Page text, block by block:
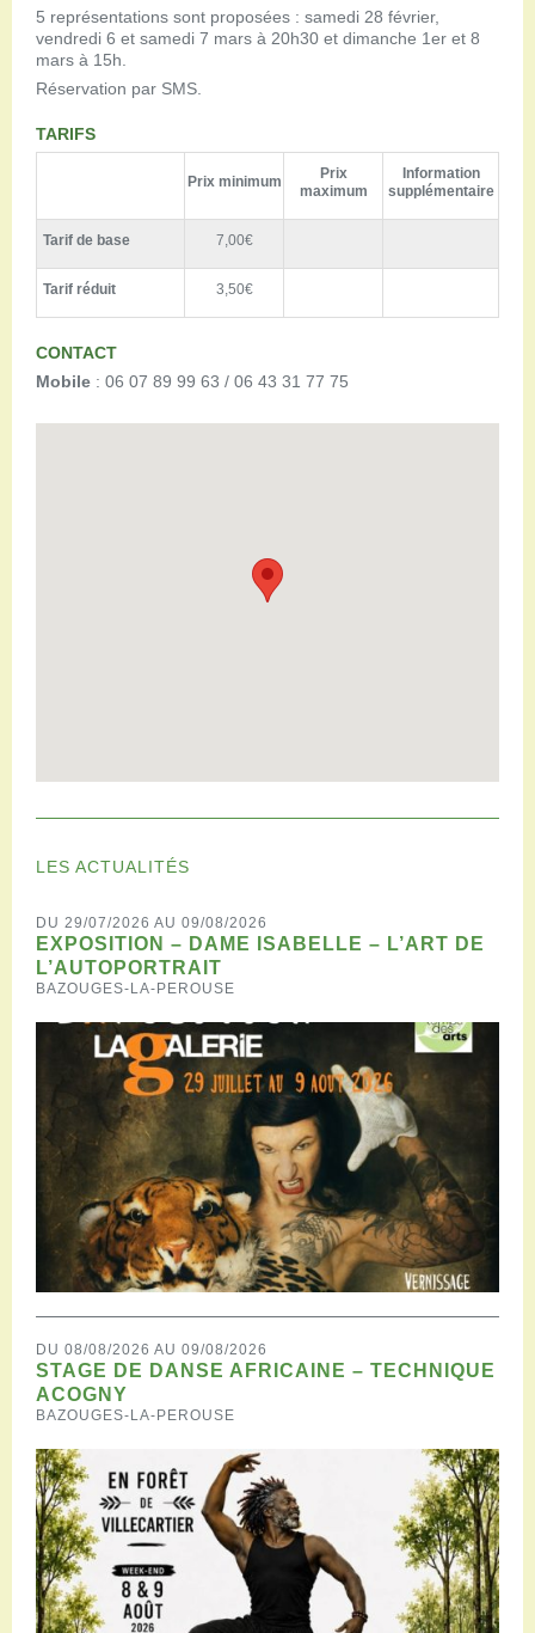
5 représentations sont proposées : samedi 28 février,
vendredi 6 et samedi 7 mars à 20h30 et dimanche 1er et 8
mars à 15h.
Réservation par SMS.
TARIFS
Prix minimum
Prix
maximum
Information
supplémentaire
Tarif de base 7,00€
Tarif réduit 3,50€
CONTACT
Mobile : 06 07 89 99 63 / 06 43 31 77 75
LES ACTUALITÉS
DU 29/07/2026 AU 09/08/2026
EXPOSITION – DAME ISABELLE – L’ART DE
L’AUTOPORTRAIT
BAZOUGES-LA-PEROUSE
DU 08/08/2026 AU 09/08/2026
STAGE DE DANSE AFRICAINE – TECHNIQUE
ACOGNY
BAZOUGES-LA-PEROUSE